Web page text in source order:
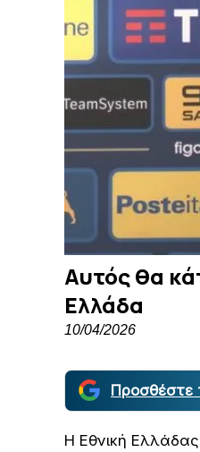
Αυτός θα
Ελλάδα
10/04/2026
Προσθέστε
Η Εθνική Ελλάδας